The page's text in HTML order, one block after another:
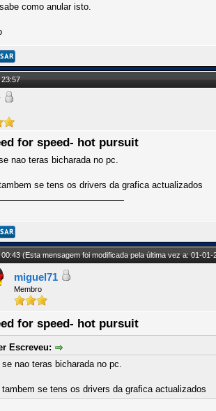
como anular isto.
for speed- hot pursuit
nao teras bicharada no pc.
se tens os drivers da grafica actualizados
00:43(Esta mensagem foi modificada pela última vez a: 01-
miguel71
Membro
for speed- hot pursuit
Escreveu:
nao teras bicharada no pc.
tambem se tens os drivers da grafica actualizados